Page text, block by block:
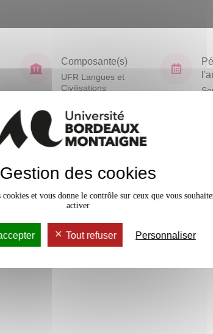
Composante(s)
UFR Langues et
Civilisations
mais avec un
Gestion des cookies
cookies et vous donne le contrôle sur ceux que vous
activer
Tout refuser Personnaliser